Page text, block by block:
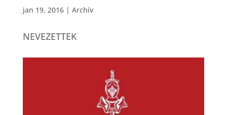
jan 19, 2016| Archív
NEVEZETTEK